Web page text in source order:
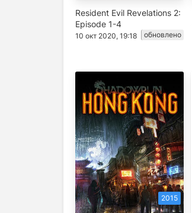
Resident Evil Revelations 2:
Episode 1-4
10 окт 2020, 19:18 обновлено
2015